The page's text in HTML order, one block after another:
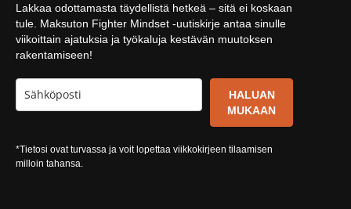
Lakkaa odottamasta täydellistä hetkeä – sitä ei koskaan
tule. Maksuton Fighter Mindset -uutiskirje antaa sinulle
viikoittain ajatuksia ja työkaluja kestävän muutoksen
rakentamiseen!
HALUAN
MUKAAN
*Tietosi ovat turvassa ja voit lopettaa viikkokirjeen tilaamisen
milloin tahansa.